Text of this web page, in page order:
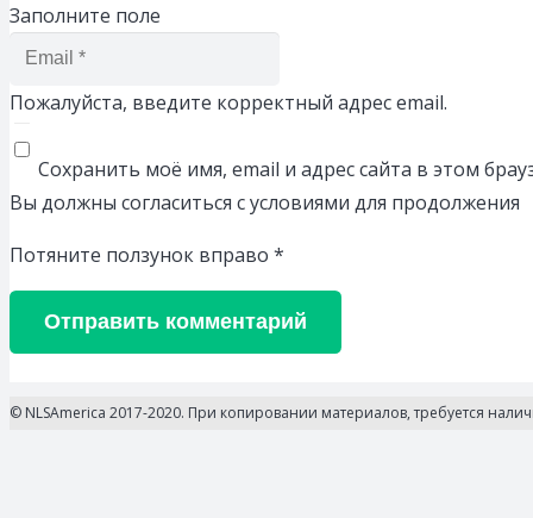
Заполните поле
Пожалуйста, введите корректный адрес email.
Сохранить моё имя, email и адрес сайта в этом
Вы должны согласиться с условиями для продолжения
Потяните ползунок вправо *
Отправить комментарий
© NLSAmerica 2017-2020. При копировании материалов, требуется